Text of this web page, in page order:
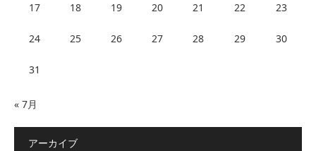
17 18 19 20 21 22 23
24 25 26 27 28 29 30
31
« 7月
アーカイブ